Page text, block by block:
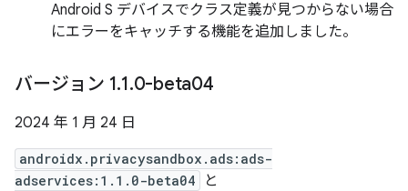
Android S デバイスでクラス定義が見つからない場合
にエラーをキャッチする機能を追加しました。
バージョン 1.1.0-beta04
2024 年 1 月 24 日
androidx.privacysandbox.ads:ads-
adservices:1.1.0-beta04
と